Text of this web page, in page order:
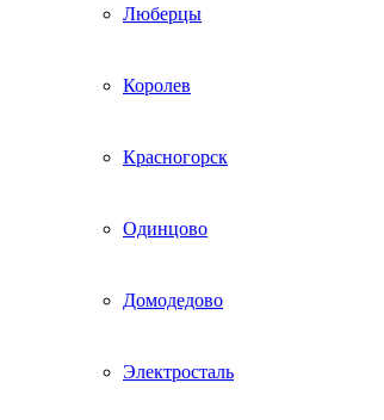
Люберцы
Королев
Красногорск
Одинцово
Домодедово
Электросталь